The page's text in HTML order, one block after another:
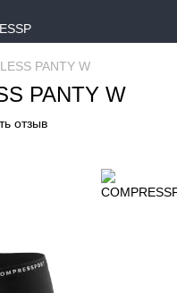
PANTY W
PANTY W
отзыв